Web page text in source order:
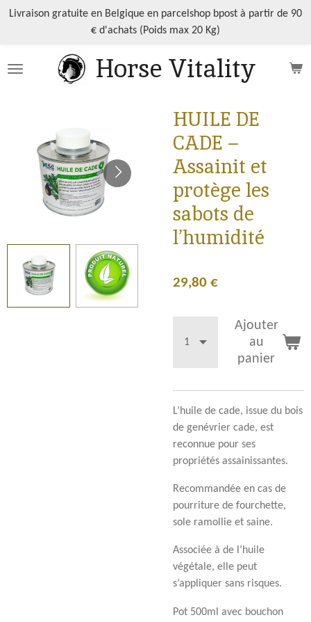
Passer
principal
Horse Vitality
Livraison gratuite en Belgique en parcelshop bpost à partir de 90
€ d'achats (Poids max 20 Kg)
HUILE DE
CADE –
Assainit et
protège les
sabots de
l’humidité
29,80 €
Ajouter
au
panier
L’huile de cade, issue du bois
de genévrier cade, est
reconnue pour ses
propriétés assainissantes.
Recommandée en cas de
pourriture de fourchette,
sole ramollie et saine.
Associée à de l’huile
végétale, elle peut
s’appliquer sans risques.
Pot 500ml avec bouchon